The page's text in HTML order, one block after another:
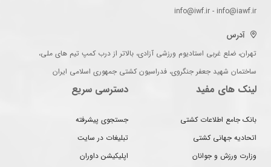
info@iwf.ir - info@iawf.ir
آدرس
تهران، ضلع غربی استادیوم ورزشی آزادی، بالاتر از درب کمپ تیم های ملی،
ساختمان شهید جعفر جنگروی، فدراسیون کشتی جمهوری اسلامی ایران
لینک های مفید
بانک جامع اطلاعات کشتی
اتحادیه جهانی کشتی
وزارت ورزش و جوانان
دسترسی سریع
جستجوی پیشرفته
تبلیغات در سایت
اپلیکیشن داوران